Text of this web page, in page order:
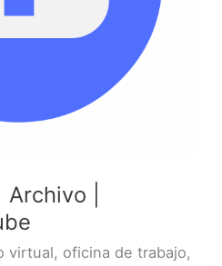
|
virtual, oficina de trabajo,